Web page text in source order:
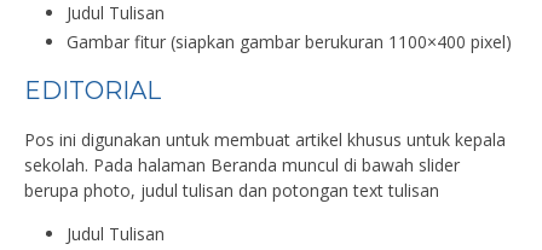
Judul Tulisan
Gambar fitur (siapkan gambar berukuran 1100×400 pixel)
EDITORIAL
Pos ini digunakan untuk membuat artikel khusus untuk kepala
sekolah. Pada halaman Beranda muncul di bawah slider
berupa photo, judul tulisan dan potongan text tulisan
Judul Tulisan